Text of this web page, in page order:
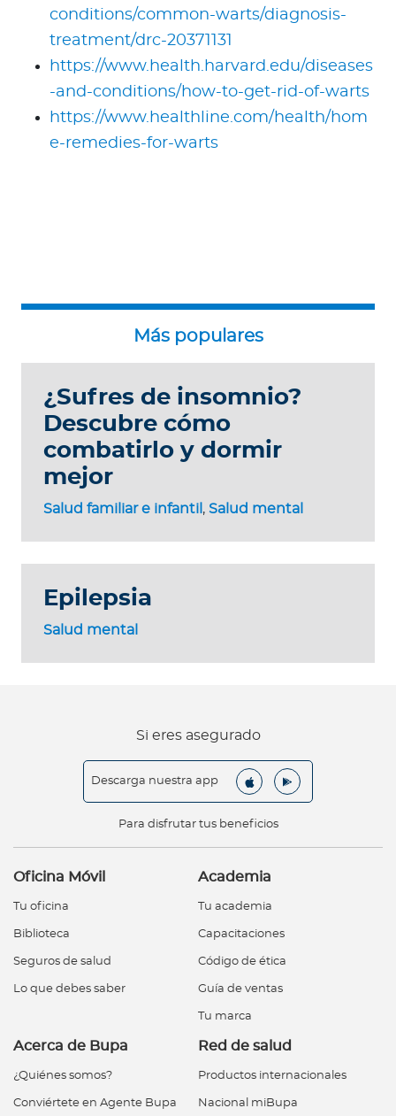
conditions/common-warts/diagnosis-
treatment/drc-20371131
https://www.health.harvard.edu/diseases
-and-conditions/how-to-get-rid-of-warts
https://www.healthline.com/health/hom
e-remedies-for-warts
Salud familiar e infantil , Salud mental
¿Sufres de insomnio?
Descubre cómo
combatirlo y dormir
mejor
Salud mental
Epilepsia
Si eres asegurado
Descarga nuestra app
Para disfrutar tus beneficios
Oficina Móvil
Tu oficina
Biblioteca
Seguros de salud
Lo que debes saber
Academia
Tu academia
Capacitaciones
Código de ética
Guía de ventas
Tu marca
Acerca de Bupa
¿Quiénes somos?
Conviértete en Agente Bupa
Red de salud
Productos internacionales
Nacional miBupa